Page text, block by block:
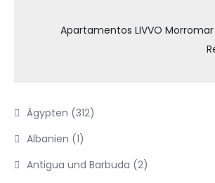
Apartamentos LIVVO
Ägypten (312)
Albanien (1)
Antigua und Barbuda (2)